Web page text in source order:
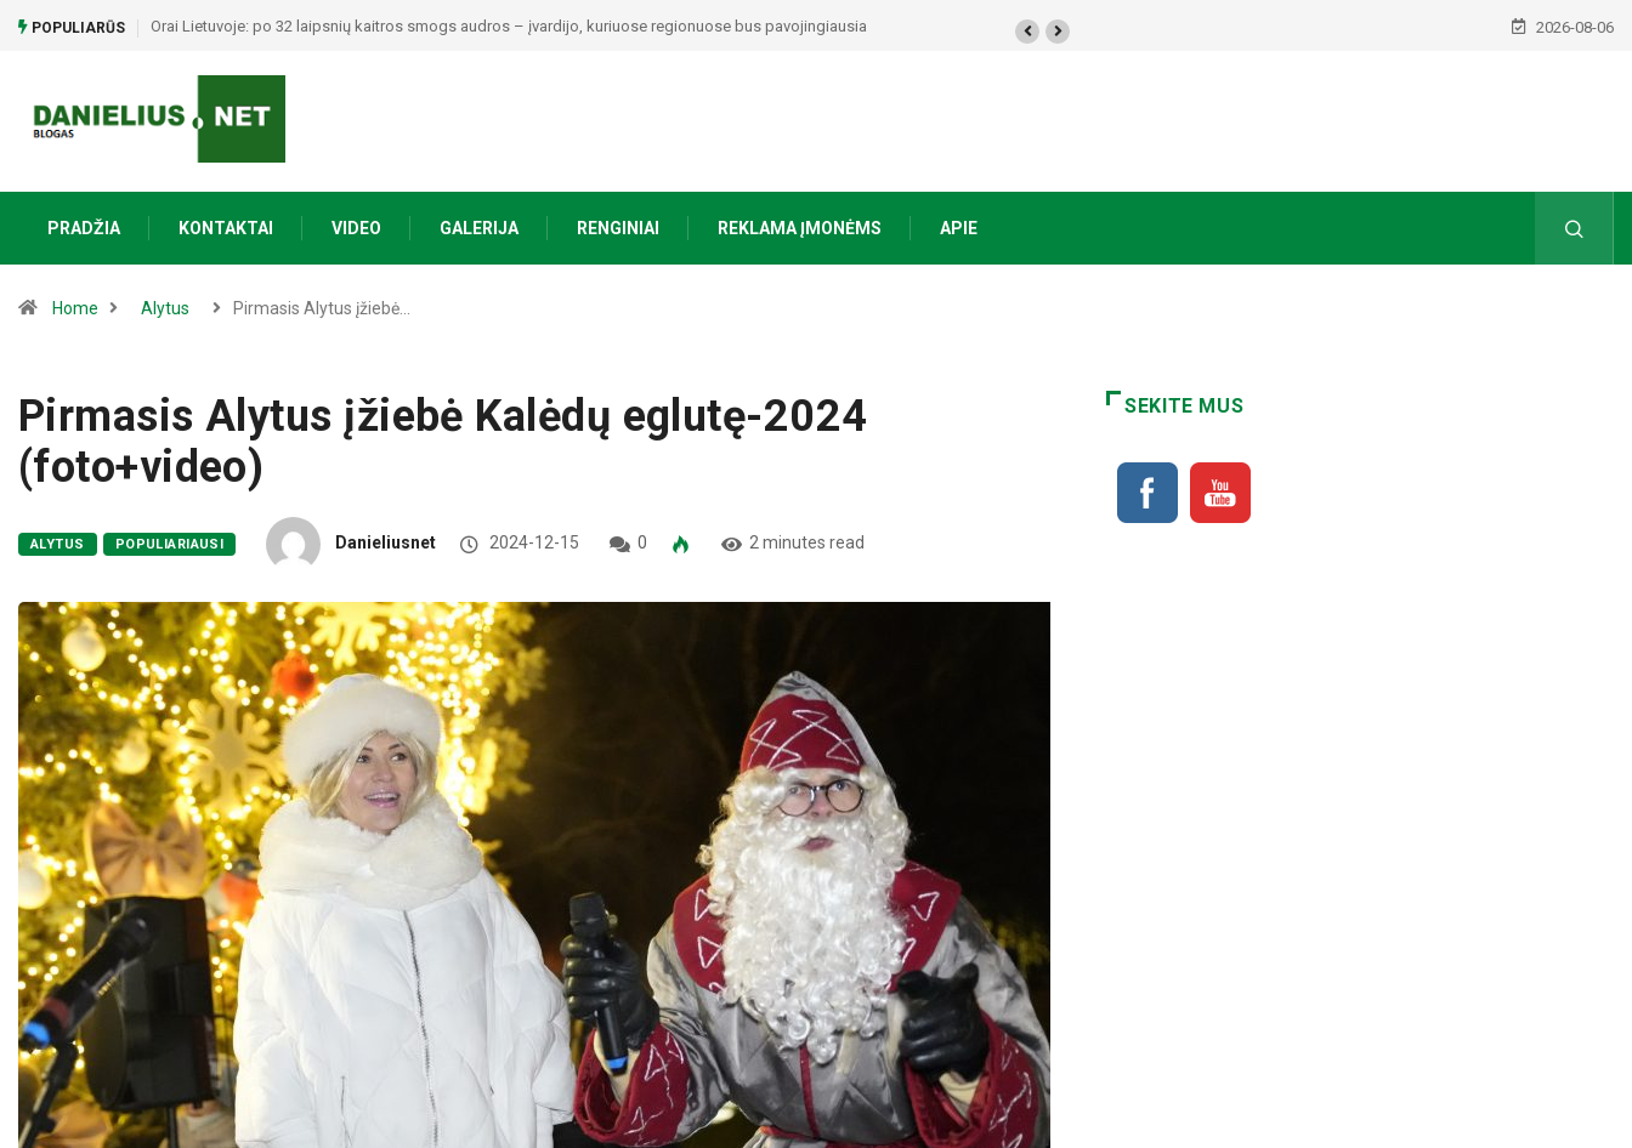
POPULIARŪS Kai sportas suvienija: Žagariuose – šventė, kurioje laimėjo bendrystė (video) 2026-08-06
PRADŽIA KONTAKTAI VIDEO GALERIJA RENGINIAI REKLAMA ĮMONĖMS APIE
Home Alytus Pirmasis Alytus įžiebė…
Pirmasis Alytus įžiebė Kalėdų eglutę-2024
(foto+video)
ALYTUS POPULIARIAUSI Danieliusnet 2024-12-15 0 2 minutes read
SEKITE MUS